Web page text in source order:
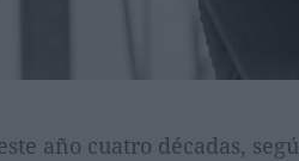
año cuatro décadas,